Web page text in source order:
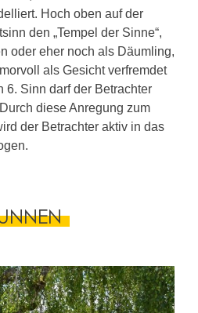
Hoch oben auf der
den „Tempel der Sinne“,
oder eher noch als Däumling,
als Gesicht verfremdet
6. Sinn darf der Betrachter
diese Anregung zum
der Betrachter aktiv in das